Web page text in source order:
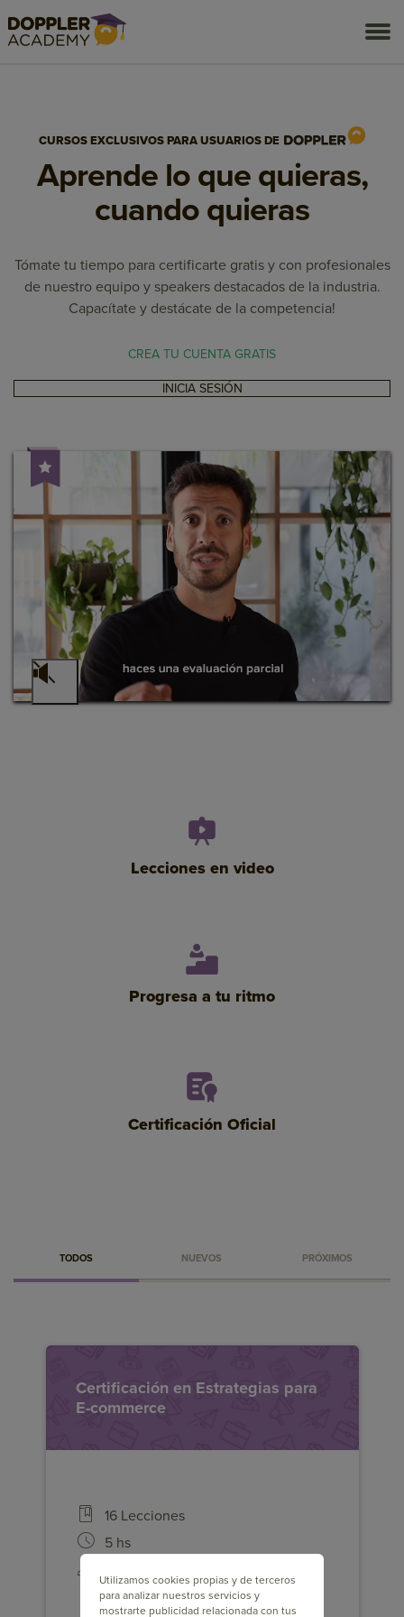
CURSOS EXCLUSIVOS PARA USUARIOS DE
Aprende lo que quieras,
cuando quieras
Tómate tu tiempo para certificarte gratis y con profesionales
de nuestro equipo y speakers destacados de la industria.
Capacítate y destácate de la competencia!
CREA TU CUENTA GRATIS
INICIA SESIÓN
Lecciones en video
Progresa a tu ritmo
Certificación Oficial
TODOS NUEVOS PRÓXIMOS
Certificación en Estrategias para
E-commerce
16 Lecciones
5 hs
Logra que la experiencia en tu Tienda
Utilizamos cookies propias y de terceros
para analizar nuestros servicios y
mostrarte publicidad relacionada con tus